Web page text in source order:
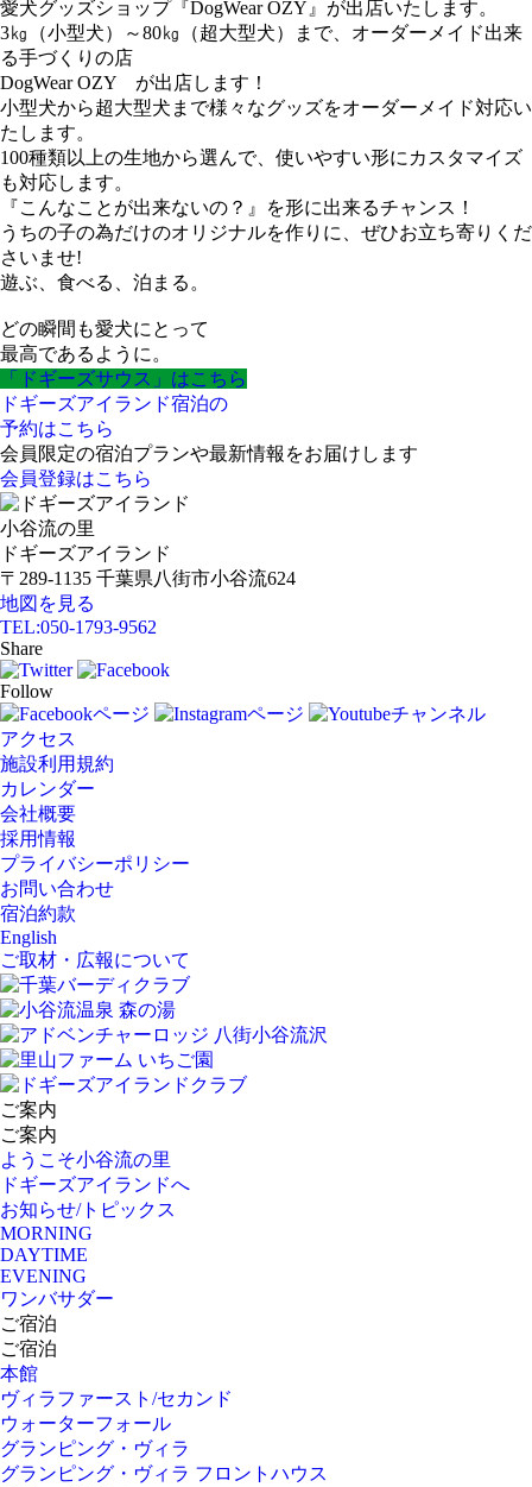
愛犬グッズショップ『DogWear OZY』が出店いたします。
3㎏（小型犬）～80㎏（超大型犬）まで、オーダーメイド出来
る手づくりの店
DogWear OZY が出店します！
小型犬から超大型犬まで様々なグッズをオーダーメイド対応い
たします。
100種類以上の生地から選んで、使いやすい形にカスタマイズ
も対応します。
『こんなことが出来ないの？』を形に出来るチャンス！
うちの子の為だけのオリジナルを作りに、ぜひお立ち寄りくだ
さいませ!
遊ぶ、食べる、泊まる。
どの瞬間も愛犬にとって
最高であるように。
「ドギーズサウス」はこちら
ドギーズアイランド宿泊の
予約はこちら
会員限定の宿泊プランや最新情報をお届けします
会員登録はこちら
小谷流の里
ドギーズアイランド
〒289-1135 千葉県八街市小谷流624
地図を見る
TEL:050-1793-9562
Share
Follow
アクセス
施設利用規約
カレンダー
会社概要
採用情報
プライバシーポリシー
お問い合わせ
宿泊約款
English
ご取材・広報について
ご案内
ご案内
ようこそ小谷流の里
ドギーズアイランドへ
お知らせ/トピックス
MORNING
DAYTIME
EVENING
ワンバサダー
ご宿泊
ご宿泊
本館
ヴィラファースト/セカンド
ウォーターフォール
グランピング・ヴィラ
グランピング・ヴィラ フロントハウス